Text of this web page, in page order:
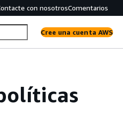
con nosotrosComentarios
Cree una cuenta AWS